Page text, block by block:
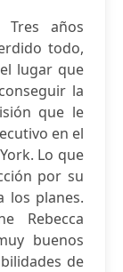
Tres años
todo,
lugar que
la
que le
en el
Lo que
por su
los planes.
Rebecca
buenos
de